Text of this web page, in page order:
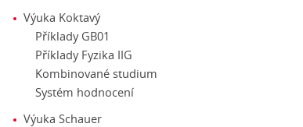
Výuka Koktavý
Příklady GB01
Příklady Fyzika IIG
Kombinované studium
Systém hodnocení
Výuka Schauer